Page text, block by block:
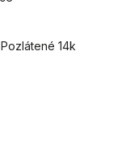
Pozlátené 14k